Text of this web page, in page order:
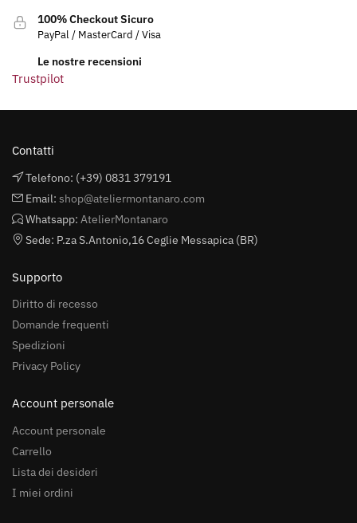
100% Checkout Sicuro
PayPal / MasterCard / Visa
Le nostre recensioni
Trustpilot
Contatti
Telefono: (+39) 0831 379191
Email: shop@ateliermontanaro.com
Whatsapp: AtelierMontanaro
Sede: P.za S.Antonio,16 Ceglie Messapica (BR)
Supporto
Diritto di recesso
Domande frequenti
Spedizioni
Privacy Policy
Account personale
Account personale
Carrello
Lista dei desideri
I miei ordini